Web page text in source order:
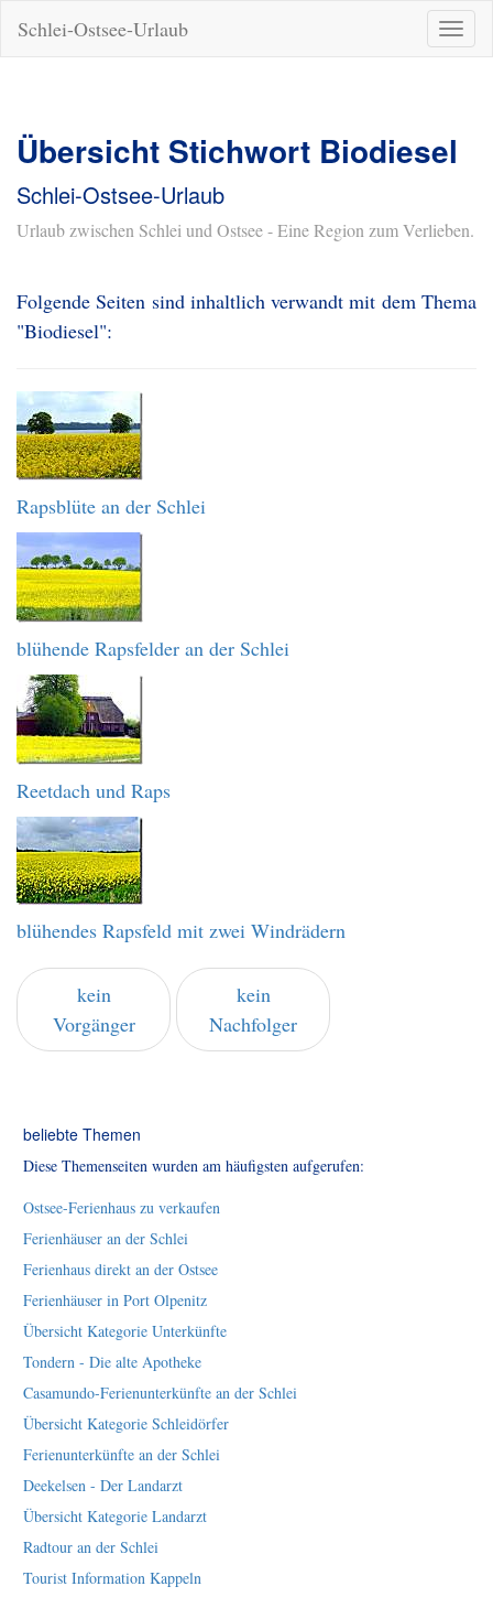
ein-/
Schlei-Ostsee-Urlaub
Übersicht Stichwort Biodiesel
Schlei-Ostsee-Urlaub
Urlaub zwischen Schlei und Ostsee - Eine Region zum Verlieben.
Folgende Seiten sind inhaltlich verwandt mit dem Thema
"Biodiesel":
Rapsblüte an der Schlei
blühende Rapsfelder an der Schlei
Reetdach und Raps
blühendes Rapsfeld mit zwei Windrädern
kein
Vorgänger
kein
Nachfolger
beliebte Themen
Diese Themenseiten wurden am häufigsten aufgerufen:
Ostsee-Ferienhaus zu verkaufen
Ferienhäuser an der Schlei
Ferienhaus direkt an der Ostsee
Ferienhäuser in Port Olpenitz
Übersicht Kategorie Unterkünfte
Tondern - Die alte Apotheke
Casamundo-Ferienunterkünfte an der Schlei
Übersicht Kategorie Schleidörfer
Ferienunterkünfte an der Schlei
Deekelsen - Der Landarzt
Übersicht Kategorie Landarzt
Radtour an der Schlei
Tourist Information Kappeln